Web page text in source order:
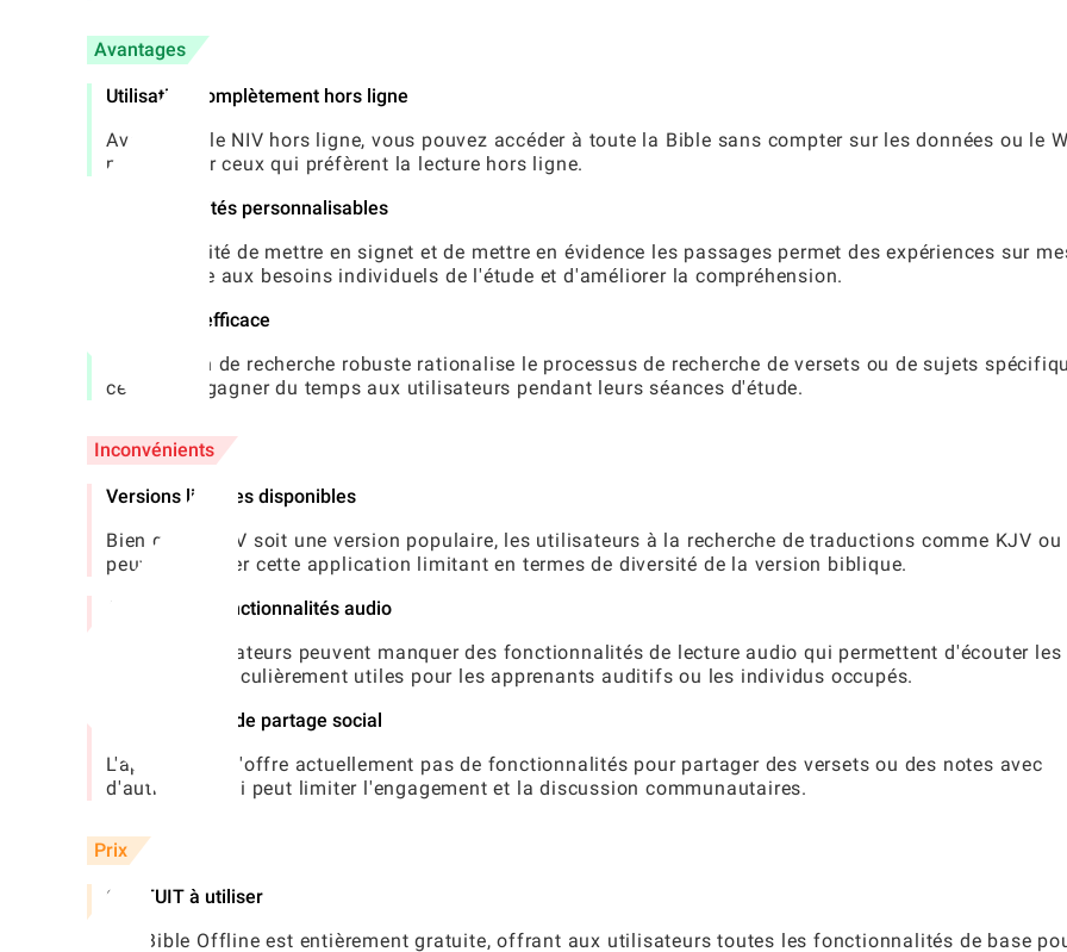
Avantages
Utilisation complètement hors ligne
Avec la Bible NIV hors ligne, vous pouvez accéder à toute la Bible sans compter sur les données ou le
parfait pour ceux qui préfèrent la lecture hors ligne.
Fonctionnalités personnalisables
La possibilité de mettre en signet et de mettre en évidence les passages permet des expériences sur
de répondre aux besoins individuels de l'étude et d'améliorer la compréhension.
Recherche efficace
La fonction de recherche robuste rationalise le processus de recherche de versets ou de sujets
ce qui fait gagner du temps aux utilisateurs pendant leurs séances d'étude.
Inconvénients
Versions limitées disponibles
Bien que la NIV soit une version populaire, les utilisateurs à la recherche de traductions comme KJV ou
peuvent trouver cette application limitant en termes de diversité de la version biblique.
Absence de fonctionnalités audio
Certains utilisateurs peuvent manquer des fonctionnalités de lecture audio qui permettent d'écouter les
Écritures, particulièrement utiles pour les apprenants auditifs ou les individus occupés.
Aucune option de partage social
L'application n'offre actuellement pas de fonctionnalités pour partager des versets ou des notes avec
d'autres, ce qui peut limiter l'engagement et la discussion communautaires.
Prix
GRATUIT à utiliser
NIV Bible Offline est entièrement gratuite, offrant aux utilisateurs toutes les fonctionnalités de base